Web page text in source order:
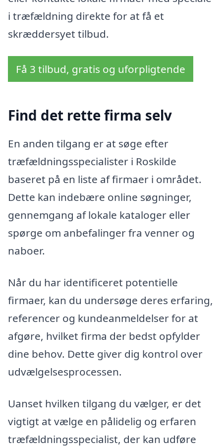
i træfældning direkte for at få et
skræddersyet tilbud.
Få 3 tilbud, gratis og uforpligtende
Find det rette firma selv
En anden tilgang er at søge efter
træfældningsspecialister i Roskilde
baseret på en liste af firmaer i området.
Dette kan indebære online søgninger,
gennemgang af lokale kataloger eller
spørge om anbefalinger fra venner og
naboer.
Når du har identificeret potentielle
firmaer, kan du undersøge deres erfaring,
referencer og kundeanmeldelser for at
afgøre, hvilket firma der bedst opfylder
dine behov. Dette giver dig kontrol over
udvælgelsesprocessen.
Uanset hvilken tilgang du vælger, er det
vigtigt at vælge en pålidelig og erfaren
træfældningsspecialist, der kan udføre